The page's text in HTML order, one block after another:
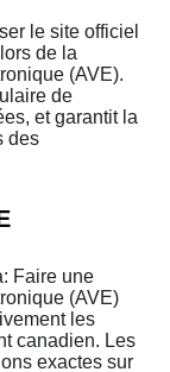
le site officiel
de la
(AVE).
de
et garantit la
des
Faire une
(AVE)
les
canadien. Les
exactes sur